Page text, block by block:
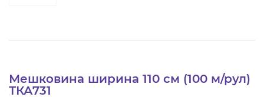
Мешковина ширина 110 см (100 м/рул)
ТКА731